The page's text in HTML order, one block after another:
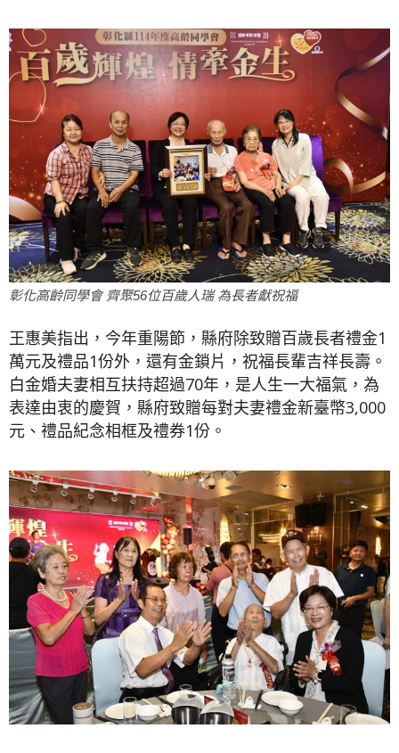
彰化高齡同學會 齊聚56位百歲人瑞 為長者獻祝福
王惠美指出，今年重陽節，縣府除致贈百歲長者禮金1
萬元及禮品1份外，還有金鎖片，祝福長輩吉祥長壽。
白金婚夫妻相互扶持超過70年，是人生一大福氣，為
表達由衷的慶賀，縣府致贈每對夫妻禮金新臺幣3,000
元、禮品紀念相框及禮券1份。